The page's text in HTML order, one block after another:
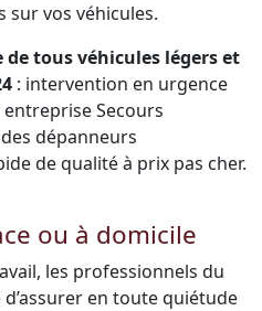
sur vos véhicules.
tous véhicules légers et
: intervention en urgence
Secours
dépanneurs
de qualité à prix pas cher.
ou à domicile
les professionnels du
en toute quiétude